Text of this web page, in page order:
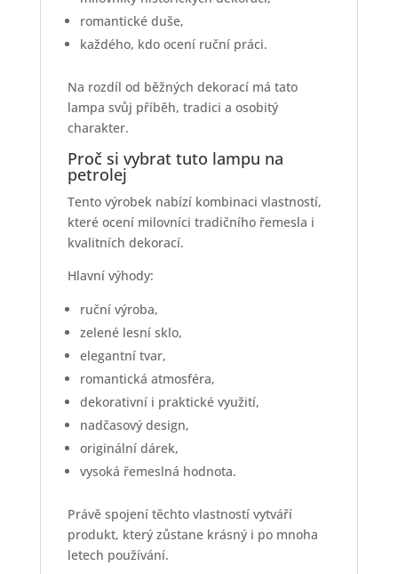
romantické duše,
každého, kdo ocení ruční práci.
Na rozdíl od běžných dekorací má tato
lampa svůj příběh, tradici a osobitý
charakter.
Proč si vybrat tuto lampu na
petrolej
Tento výrobek nabízí kombinaci vlastností,
které ocení milovníci tradičního řemesla i
kvalitních dekorací.
Hlavní výhody:
ruční výroba,
zelené lesní sklo,
elegantní tvar,
romantická atmosféra,
dekorativní i praktické využití,
nadčasový design,
originální dárek,
vysoká řemeslná hodnota.
Právě spojení těchto vlastností vytváří
produkt, který zůstane krásný i po mnoha
letech používání.